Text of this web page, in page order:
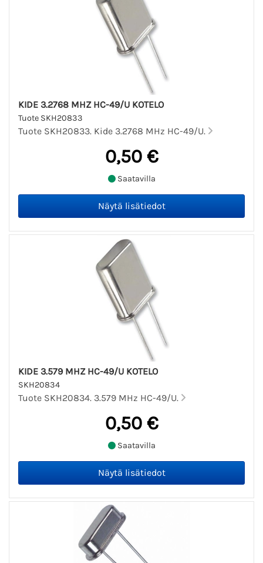
KIDE 3.2768 MHZ HC-49/U KOTELO
Tuote SKH20833
Tuote SKH20833. Kide 3.2768 MHz HC-49/U.
0,50 €
Saatavilla
KIDE 3.579 MHZ HC-49/U KOTELO
SKH20834
Tuote SKH20834. 3.579 MHz HC-49/U.
0,50 €
Saatavilla